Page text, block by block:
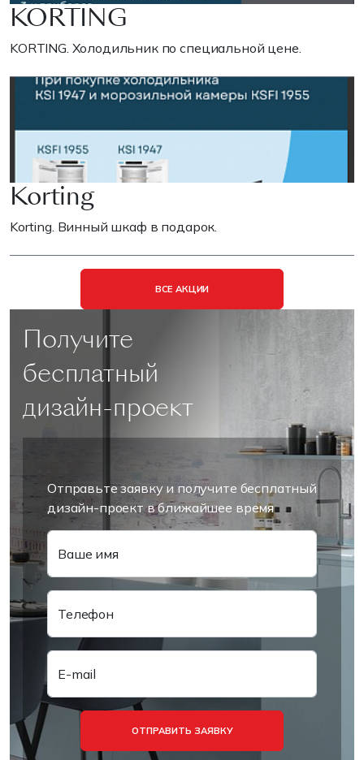
KORTING
KORTING. Холодильник по специальной цене.
Korting
Korting. Винный шкаф в подарок.
ВСЕ АКЦИИ
Получите
бесплатный
дизайн-проект
Отправьте заявку и получите бесплатный
дизайн-проект в ближайшее время
Ваше имя
Телефон
E-mail
ОТПРАВИТЬ ЗАЯВКУ